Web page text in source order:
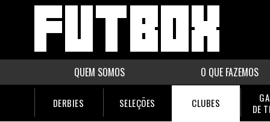
QUEM SOMOS O QUE FAZEMOS
DERBIES SELEÇÕES CLUBES
DE